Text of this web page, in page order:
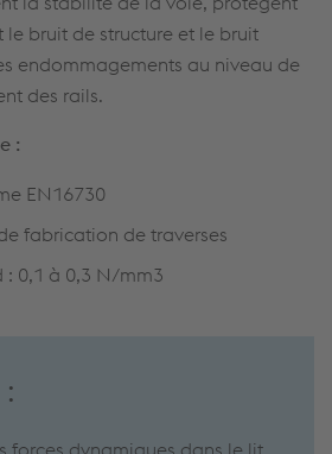
bruit de structure et le bruit
endommagements au niveau de
des rails.
:
EN16730
fabrication de traverses
0,1 à 0,3 N/mm3
forces dynamiques dans le lit